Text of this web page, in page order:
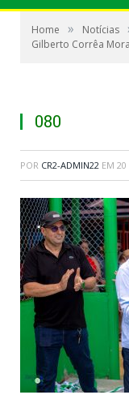
Home » Notícias
Gilberto Corrêa
080
POR CR2-ADMIN22 EM 20